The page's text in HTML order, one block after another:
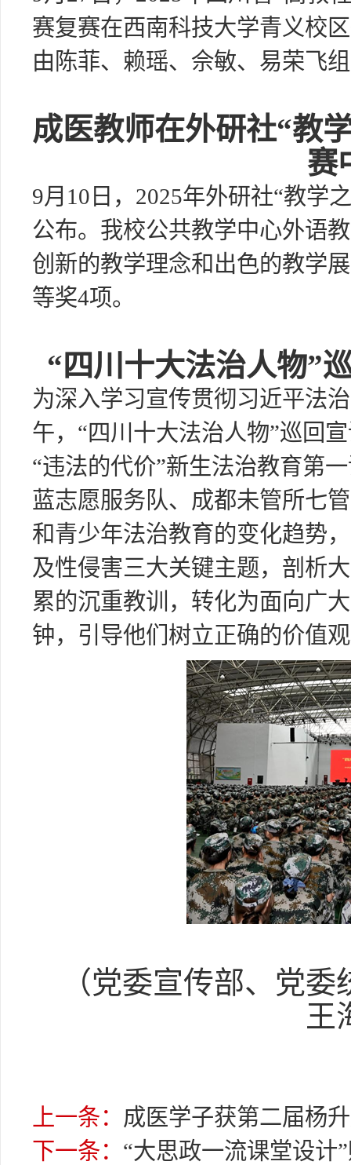
赛复赛在西南科技大学青义校
由陈菲、赖瑶、佘敏、易荣飞
成医教师在外研社“教
赛
9月10日，2025年外研社“教学
公布。我校公共教学中心外语
创新的教学理念和出色的教学
等奖4项。
“四川十大法治人物”
为深入学习宣传贯彻习近平法
午，“四川十大法治人物”巡回
“违法的代价”新生法治教育第
蓝志愿服务队、成都未管所七
和青少年法治教育的变化趋势
及性侵害三大关键主题，剖析
累的沉重教训，转化为面向广
钟，引导他们树立正确的价值
（党委宣传部、党
王
上一条： 成医学子获第二届杨
下一条： “大思政一流课堂设计